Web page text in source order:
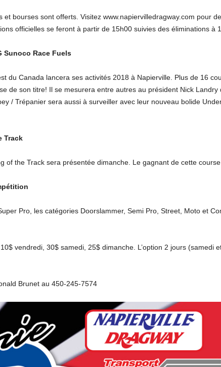
et bourses sont offerts. Visitez www.napiervilledragway.com pour
officielles se feront à partir de 15h00 suivies des éliminations à
Sunoco Race Fuels
du Canada lancera ses activités 2018 à Napierville. Plus de 16
de son titre! Il se mesurera entre autres au président Nick Landry
/ Trépanier sera aussi à surveiller avec leur nouveau bolide
Track
of the Track sera présentée dimanche. Le gagnant de cette
Pro, les catégories Doorslammer, Semi Pro, Street, Moto et
vendredi, 30$ samedi, 25$ dimanche. L’option 2 jours (samedi
Brunet au 450-245-7574